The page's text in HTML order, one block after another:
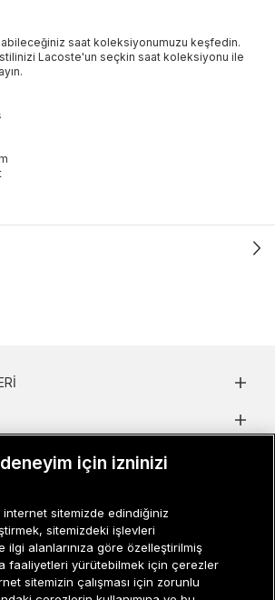
saat koleksiyonumuzu keşfedin.
stilinizi Lacoste'un seçkin saat koleksiyonu ile
için izninizi
sitemizde edindiğiniz
sitemizdeki işlevleri
ilgi alanlarınıza göre özelleştirilmiş
faaliyetleri yürütebilmek için çerezler
sitemizin çalışması için zorunlu